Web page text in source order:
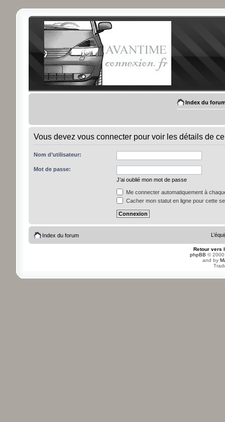
Index du
Vous devez vous connecter pour voir les détails de
Nom d’utilisateur:
Mot de passe:
J’ai oublié mon mot de passe
Me connecter automatiquement à
Cacher mon statut en ligne pour cette
Index du forum
Retour vers
phpBB ©
and by